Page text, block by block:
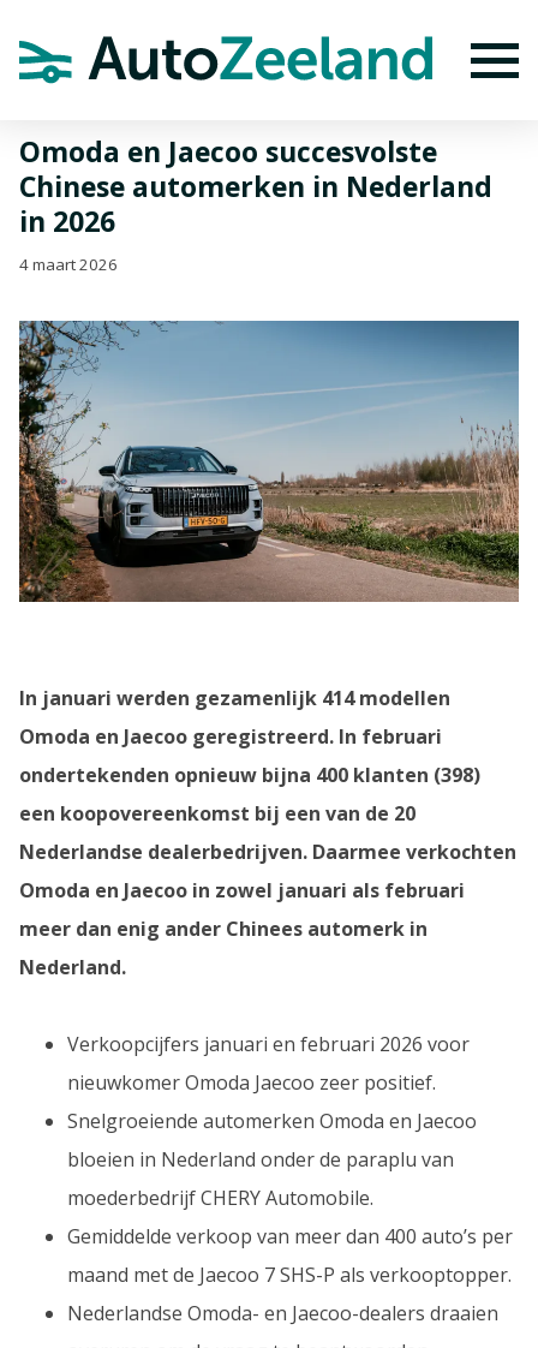
automerken in Nederland in 2026
Omoda en Jaecoo succesvolste
Chinese automerken in Nederland
in 2026
4 maart 2026
In januari werden gezamenlijk 414 modellen
Omoda en Jaecoo geregistreerd. In februari
ondertekenden opnieuw bijna 400 klanten (398)
een koopovereenkomst bij een van de 20
Nederlandse dealerbedrijven. Daarmee verkochten
Omoda en Jaecoo in zowel januari als februari
meer dan enig ander Chinees automerk in
Nederland.
Verkoopcijfers januari en februari 2026 voor
nieuwkomer Omoda Jaecoo zeer positief.
Snelgroeiende automerken Omoda en Jaecoo
bloeien in Nederland onder de paraplu van
moederbedrijf CHERY Automobile.
Gemiddelde verkoop van meer dan 400 auto’s per
maand met de Jaecoo 7 SHS-P als verkooptopper.
Nederlandse Omoda- en Jaecoo-dealers draaien